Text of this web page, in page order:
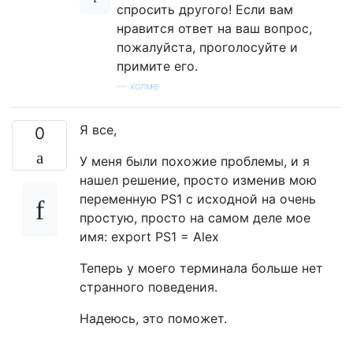
спросить другого! Если вам
нравится ответ на ваш вопрос,
пожалуйста, проголосуйте и
примите его.
холме
0
Я все,
У меня были похожие проблемы, и я
нашел решение, просто изменив мою
переменную PS1 с исходной на очень
простую, просто на самом деле мое
имя: export PS1 = Alex
Теперь у моего терминала больше нет
странного поведения.
Надеюсь, это поможет.